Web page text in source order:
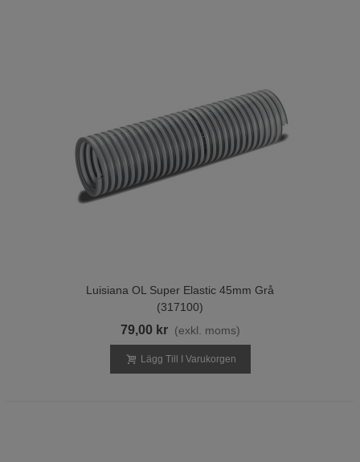
Luisiana OL Super Elastic 45mm Grå
(317100)
79,00 kr (exkl. moms)
Lägg Till I Varukorgen